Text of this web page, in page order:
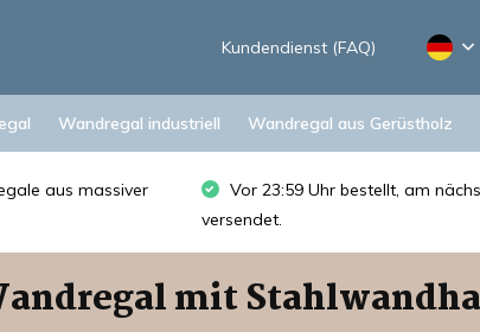
Kundendienst (FAQ)
Wandregal industriell Wandregal aus Gerüstholz
aus massiver
Vor 23:59 Uhr bestellt, am
versendet.
mit